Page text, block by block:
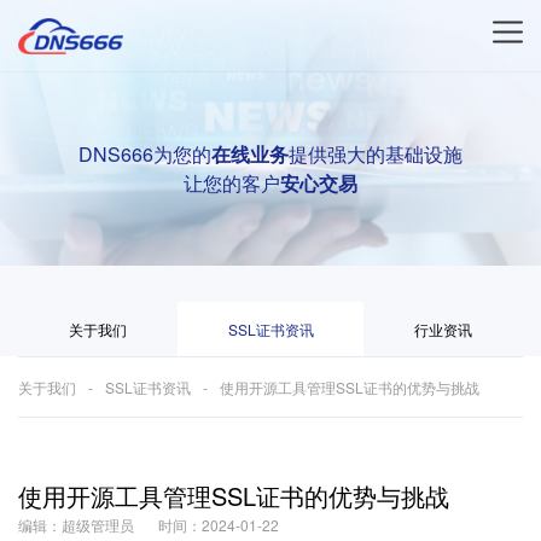
DNS666为您的在线业务提供强大的基础设施
让您的客户安心交易
关于我们 SSL证书资讯 行业资讯
关于我们 SSL证书资讯 使用开源工具管理SSL证书的优势与挑战
使用开源工具管理SSL证书的优势与挑战
编辑：超级管理员 时间：2024-01-22